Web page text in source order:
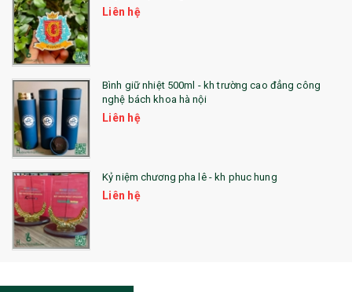
Liên hệ
Bình giữ nhiệt 500ml - kh trường cao đẳng công
nghệ bách khoa hà nội
Liên hệ
Kỷ niệm chương pha lê - kh phuc hung
Liên hệ